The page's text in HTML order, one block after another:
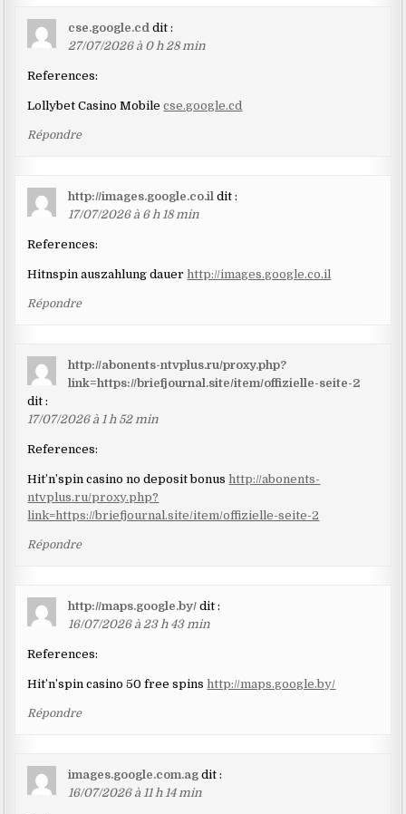
cse.google.cd dit :
27/07/2026 à 0 h 28 min
References:
Lollybet Casino Mobilecse.google.cd
Répondre
http://images.google.co.il dit :
17/07/2026 à 6 h 18 min
References:
Hitnspin auszahlung dauerhttp://images.google.co.il
Répondre
http://abonents-ntvplus.ru/proxy.php?
link=https://briefjournal.site/item/offizielle-seite-2
dit :
17/07/2026 à 1 h 52 min
References:
Hit’n’spin casino no deposit bonus http://abonents-
ntvplus.ru/proxy.php?
link=https://briefjournal.site/item/offizielle-seite-2
Répondre
http://maps.google.by/ dit :
16/07/2026 à 23 h 43 min
References:
Hit’n’spin casino 50 free spinshttp://maps.google.by/
Répondre
images.google.com.ag dit :
16/07/2026 à 11 h 14 min